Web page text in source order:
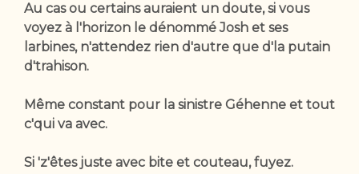
Au cas ou certains auraient un doute, si vous
voyez à l'horizon le dénommé Josh et ses
larbines, n'attendez rien d'autre que d'la putain
d'trahison.
Même constant pour la sinistre Géhenne et tout
c'qui va avec.
Si 'z'êtes juste avec bite et couteau, fuyez.